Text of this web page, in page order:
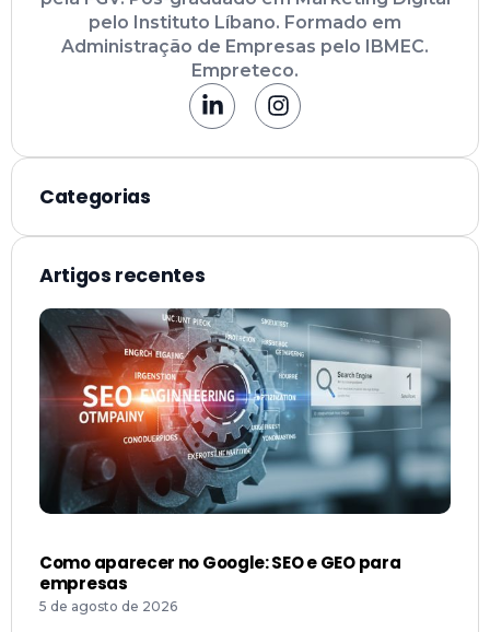
pelo Instituto Líbano. Formado em
Administração de Empresas pelo IBMEC.
Empreteco.
Categorias
Artigos recentes
Como aparecer no Google: SEO e GEO para
empresas
5 de agosto de 2026